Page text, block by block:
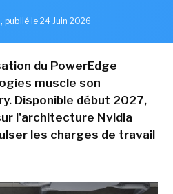
, publié le 24 Juin 2026
du PowerEdge
muscle son
Disponible début 2027,
l'architecture Nvidia
les charges de travail